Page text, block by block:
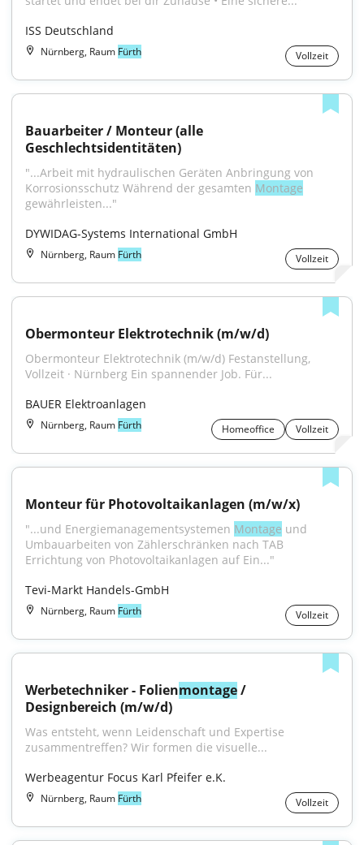
ISS Deutschland
Nürnberg, Raum Fürth Vollzeit
Bauarbeiter / Monteur (alle
Geschlechtsidentitäten)
"...Arbeit mit hydraulischen Geräten Anbringung von
Korrosionsschutz Während der gesamten Montage
gewährleisten..."
DYWIDAG-Systems International GmbH
Nürnberg, Raum Fürth Vollzeit
Obermonteur Elektrotechnik (m/w/d)
Obermonteur Elektrotechnik (m/w/d) Festanstellung,
Vollzeit · Nürnberg Ein spannender Job. Für...
BAUER Elektroanlagen
Nürnberg, Raum Fürth Homeoffice Vollzeit
Monteur für Photovoltaikanlagen (m/w/x)
"...und Energiemanagementsystemen Montage und
Umbauarbeiten von Zählerschränken nach TAB
Errichtung von Photovoltaikanlagen auf Ein..."
Tevi-Markt Handels-GmbH
Nürnberg, Raum Fürth Vollzeit
Werbetechniker - Folienmontage /
Designbereich (m/w/d)
Was entsteht, wenn Leidenschaft und Expertise
zusammentreffen? Wir formen die visuelle...
Werbeagentur Focus Karl Pfeifer e.K.
Nürnberg, Raum Fürth Vollzeit